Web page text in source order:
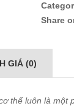
Share
GIÁ (0)
thể luôn là